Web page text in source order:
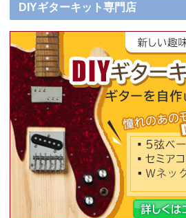
DIYギターキット専門店